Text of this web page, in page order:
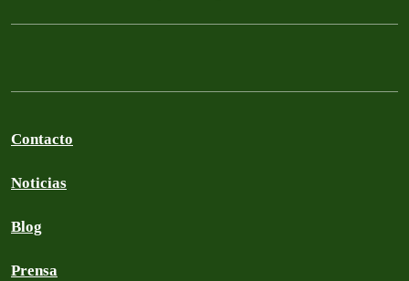
Contacto
Noticias
Blog
Prensa